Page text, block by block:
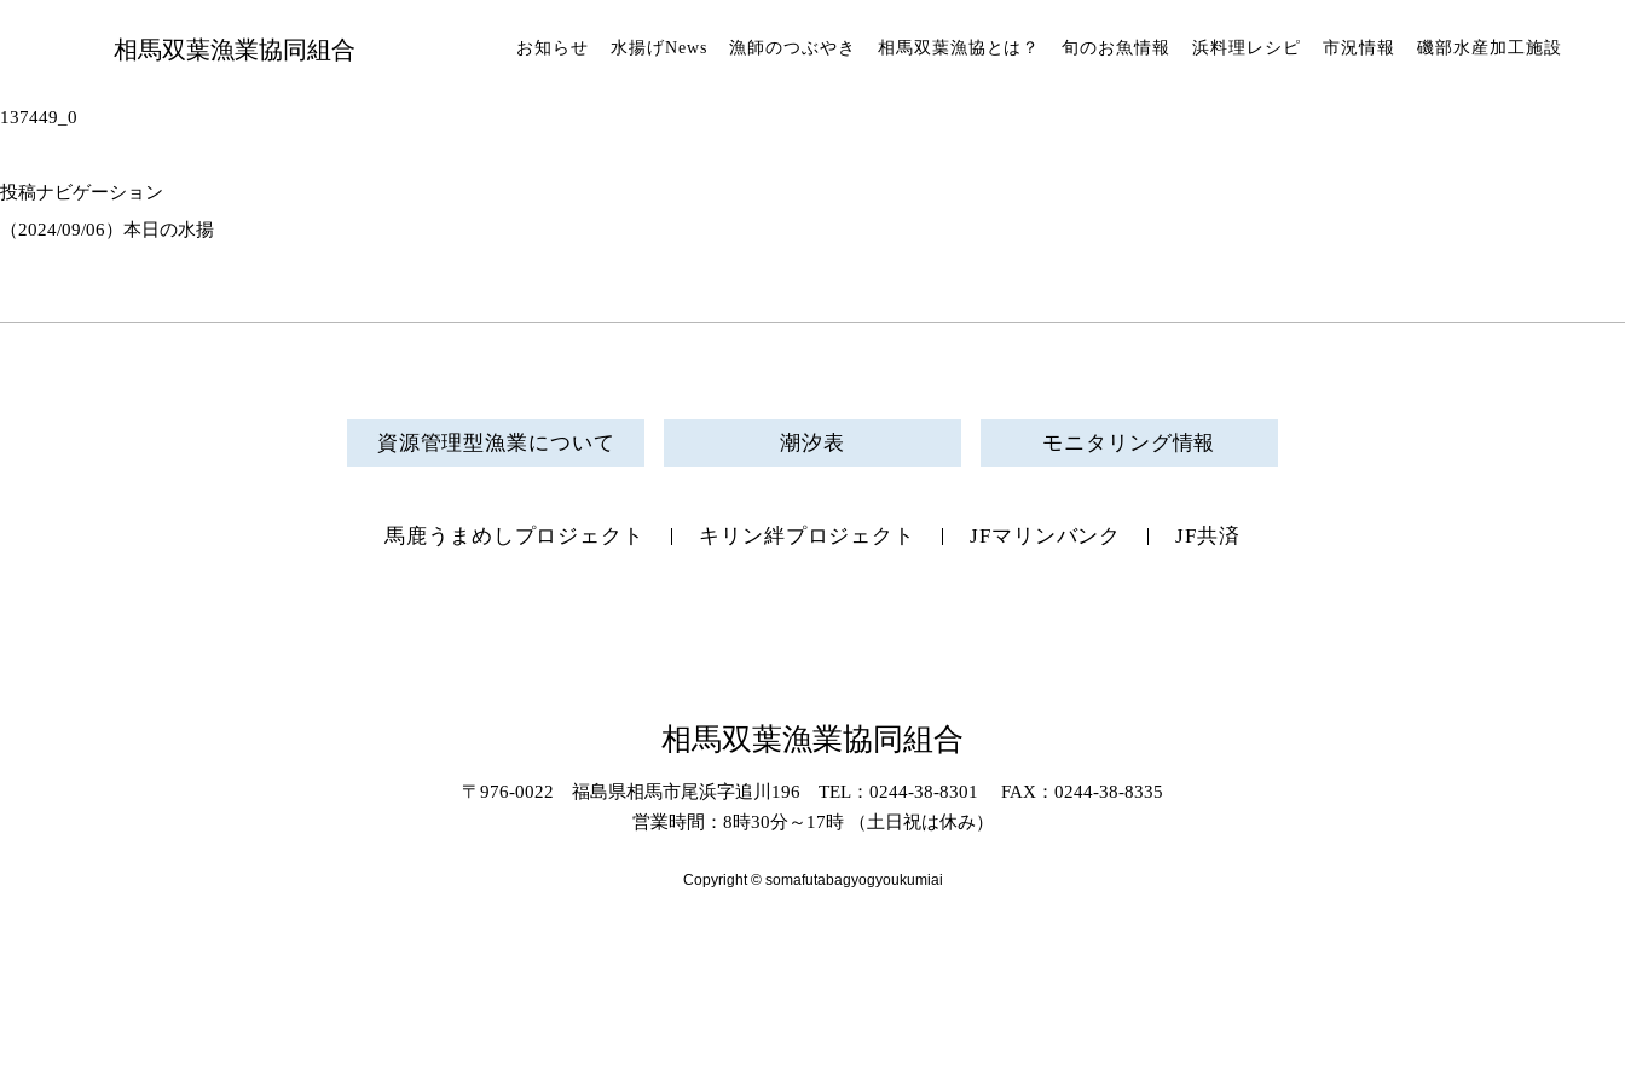
相馬双葉漁業協同組合 お知らせ 水揚げNews 漁師のつぶやき 相馬双葉漁協とは？ 旬のお魚情報 浜料理レシピ 市況情報 磯部水産加工施設
137449_0
投稿ナビゲーション
（2024/09/06）本日の水揚
資源管理型漁業について 潮汐表 モニタリング情報
馬鹿うまめしプロジェクト キリン絆プロジェクト JFマリンバンク JF共済
相馬双葉漁業協同組合
〒976-0022 福島県相馬市尾浜字追川196 TEL：0244-38-8301 FAX：0244-38-8335
営業時間：8時30分～17時 （土日祝は休み）
Copyright © somafutabagyogyoukumiai